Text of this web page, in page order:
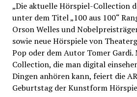
„Die aktuelle Hörspiel-Collection
unter dem Titel „100 aus 100“
Orson Welles und
sowie neue Hörspiele von
Pop oder dem Autor Tomer Gardi.
Collection, die man digital
Dingen anhören kann, feiert die
Geburtstag der Kunstform